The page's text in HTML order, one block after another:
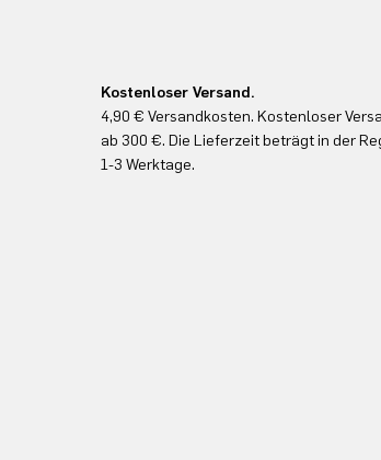
Kostenloser Versand.
4,90 € Versandkosten. Kostenloser
ab 300 €. Die Lieferzeit beträgt in der
1-3 Werktage.